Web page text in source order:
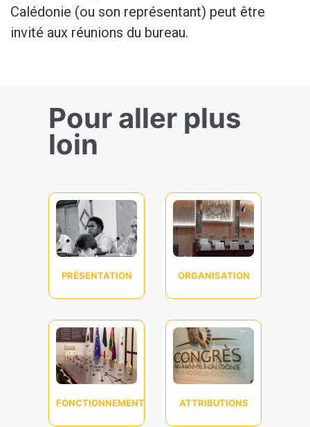
Calédonie (ou son représentant) peut être
invité aux réunions du bureau.
Pour aller plus
loin
PRÉSENTATION ORGANISATION
FONCTIONNEMENT ATTRIBUTIONS